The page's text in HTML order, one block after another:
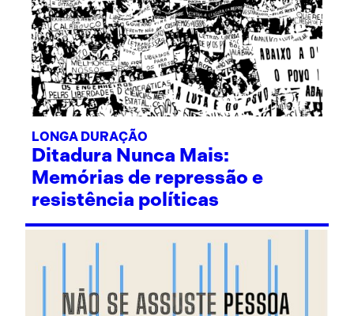
LONGA DURAÇÃO
Ditadura Nunca Mais:
Memórias de repressão e
resistência políticas